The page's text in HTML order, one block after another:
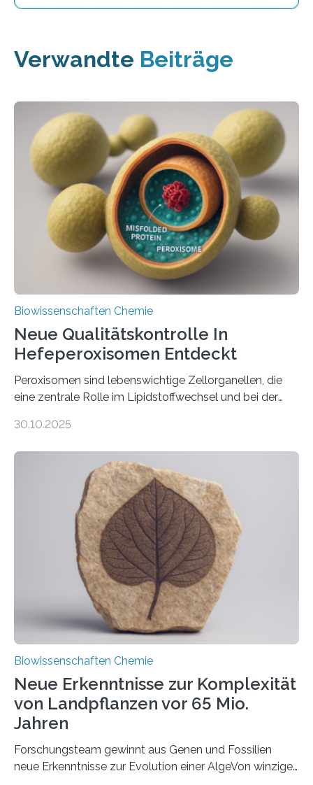
Verwandte Beiträge
Biowissenschaften Chemie
Neue Qualitätskontrolle In
Hefeperoxisomen Entdeckt
Peroxisomen sind lebenswichtige Zellorganellen, die
eine zentrale Rolle im Lipidstoffwechsel und bei der
erfüllen können, müssen zahlreiche Enzyme präzise in
der Ruhr-Universität Bochum um Prof. Dr. Ralf Erdmann
und Dr. Ismaila Francis Yusuf hat nun einen bislang
unbekannten Qualitätskontrollmechanismus des
peroxisomalen Proteintransports in der Bäckerhefe
Saccharomyces cerevisiae entdeckt, der für die
Funktionsfähigkeit der Organellen entscheidend ist. Die
Studie wurde am 28. Oktober 2025 in der
Fachzeitschrift…
30.10.2025
Biowissenschaften Chemie
Neue Erkenntnisse zur Komplexität
von Landpflanzen vor 65 Mio.
Jahren
Forschungsteam gewinnt aus Genen und Fossilien
neue Erkenntnisse zur Evolution einer AlgeVon winzigen